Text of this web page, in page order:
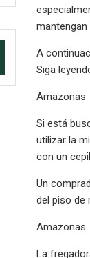
mantengan
A
Siga
Amazonas
Si está
utilizar la
con un
Un
del piso de
Amazonas
La